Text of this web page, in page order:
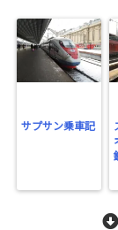
サプサン乗車記